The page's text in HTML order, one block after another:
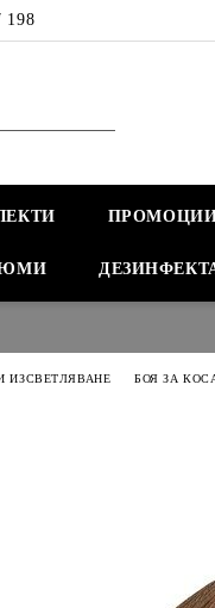
198
ПРОМОЦИИ
ИЗСВЕТЛЯВАНЕ БОЯ ЗА